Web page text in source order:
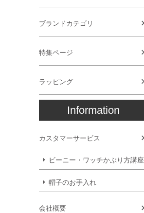
ブランドカテゴリ
特集ページ
ラッピング
Information
カスタマーサービス
ビーニー・ワッチかぶり方講座
帽子のお手入れ
会社概要